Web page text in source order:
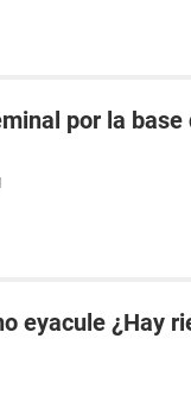
por la base
eyacule ¿Hay